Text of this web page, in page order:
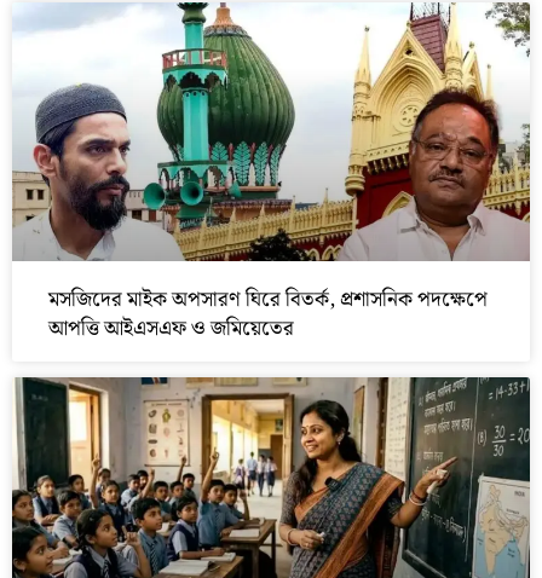
মসজিদের মাইক অপসারণ ঘিরে বিতর্ক, প্রশাসনিক পদক্ষেপে
আপত্তি আইএসএফ ও জমিয়েতের